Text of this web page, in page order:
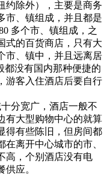
约除外），主要是商务
市、镇组成，并且都是
多个市、镇组成，之
式的百货商店，只有大
市、镇中，并且远离居
都没有国内那种便捷的
游客入住酒店后要自行
分宽广，酒店一般不
有大型购物中心的就算
得有些陈旧，但房间都
离开中心城市的市、
高，个别酒店没有电
应。